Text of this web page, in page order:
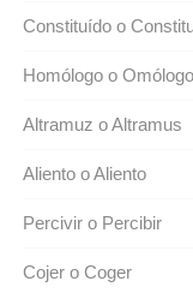
Constituído o
Homólogo o Omólogo
Altramuz o Altramus
Aliento o Aliento
Percivir o Percibir
Cojer o Coger